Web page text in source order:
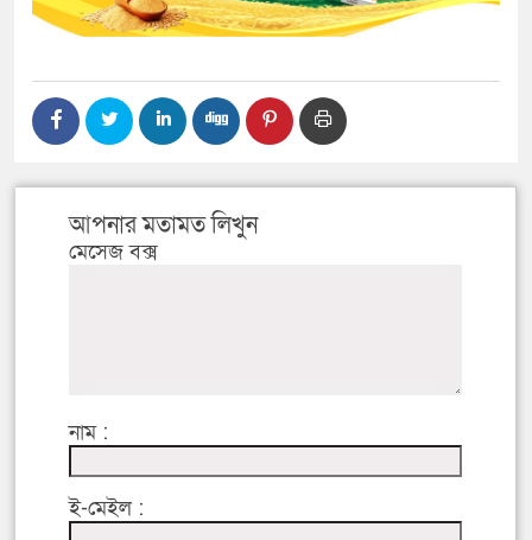
আপনার মতামত লিখুন
মেসেজ বক্স
নাম :
ই-মেইল :